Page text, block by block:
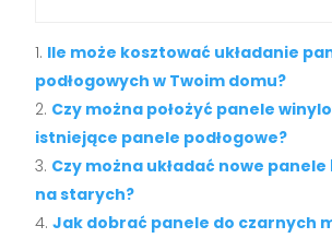
Ile może kosztować układanie
podłogowych w Twoim domu?
Czy można położyć panele
istniejące panele podłogowe?
Czy można układać nowe
na starych?
Jak dobrać panele do czarnych